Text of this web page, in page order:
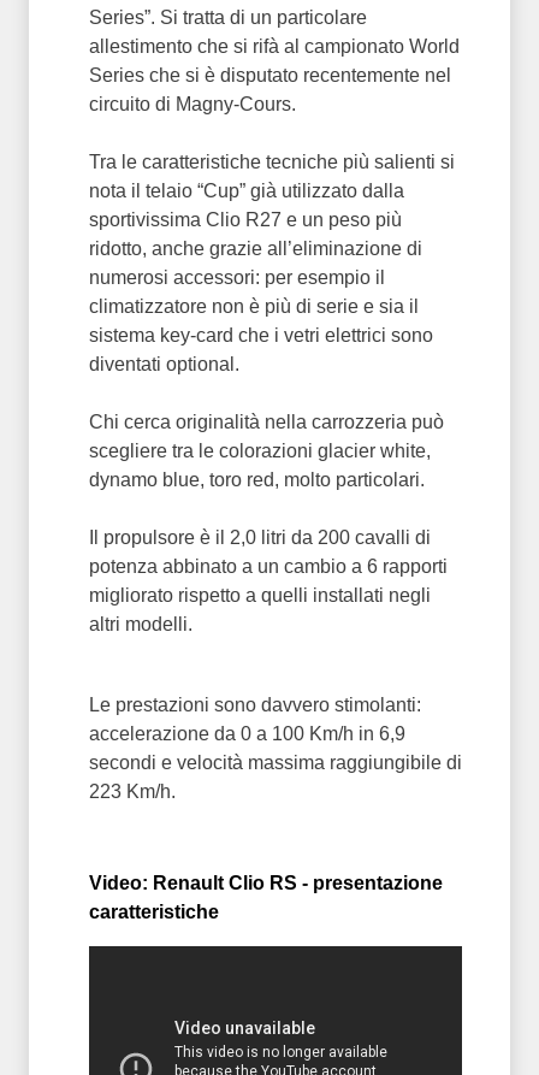
Series”. Si tratta di un particolare
allestimento che si rifà al campionato World
Series che si è disputato recentemente nel
circuito di Magny-Cours.
Tra le caratteristiche tecniche più salienti si
nota il telaio “Cup” già utilizzato dalla
sportivissima Clio R27 e un peso più
ridotto, anche grazie all’eliminazione di
numerosi accessori: per esempio il
climatizzatore non è più di serie e sia il
sistema key-card che i vetri elettrici sono
diventati optional.
Chi cerca originalità nella carrozzeria può
scegliere tra le colorazioni glacier white,
dynamo blue, toro red, molto particolari.
Il propulsore è il 2,0 litri da 200 cavalli di
potenza abbinato a un cambio a 6 rapporti
migliorato rispetto a quelli installati negli
altri modelli.
Le prestazioni sono davvero stimolanti:
accelerazione da 0 a 100 Km/h in 6,9
secondi e velocità massima raggiungibile di
223 Km/h.
Video: Renault Clio RS - presentazione
caratteristiche